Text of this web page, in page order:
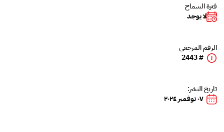
فترة السماح
لا يوجد
الرقم المرجعي
# 2443
تاريخ النشر:
٠٧ نوفمبر ٢٠٢٤